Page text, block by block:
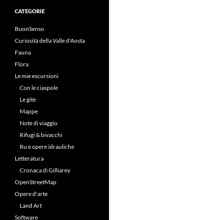
CATEGORIE
BuonSenso
Curiosità della Valle d'Aosta
Fauna
Flora
Le mie escursioni
Con le ciaspole
Le gite
Mappe
Note di viaggio
Rifugi & bivacchi
Ru e opere idrauliche
Letteratura
Cronaca di Gilliarey
OpenStreetMap
Opere d'arte
Land Art
Software